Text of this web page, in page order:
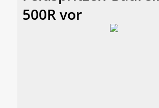
500R vor